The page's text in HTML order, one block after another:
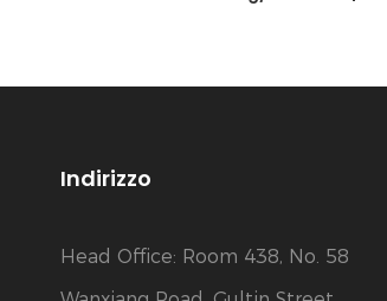
Indirizzo
Head Office: Room 438, No. 58